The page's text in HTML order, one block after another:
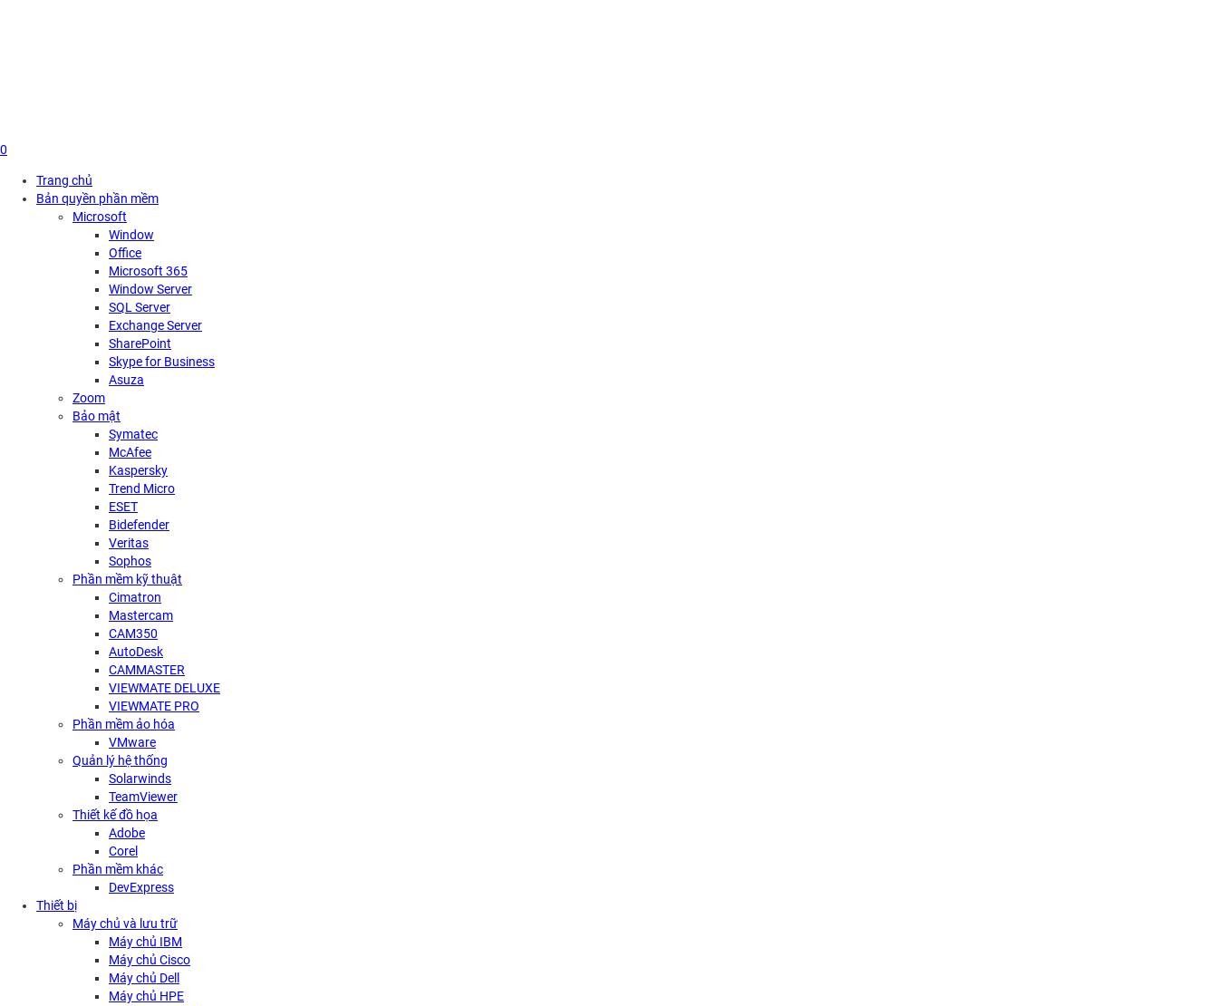
0
Trang chủ
Bản quyền phần mềm
Microsoft
Window
Office
Microsoft 365
Window Server
SQL Server
Exchange Server
SharePoint
Skype for Business
Asuza
Zoom
Bảo mật
Symatec
McAfee
Kaspersky
Trend Micro
ESET
Bidefender
Veritas
Sophos
Phần mềm kỹ thuật
Cimatron
Mastercam
CAM350
AutoDesk
CAMMASTER
VIEWMATE DELUXE
VIEWMATE PRO
Phần mềm ảo hóa
VMware
Quản lý hệ thống
Solarwinds
TeamViewer
Thiết kế đồ họa
Adobe
Corel
Phần mềm khác
DevExpress
Thiết bị
Máy chủ và lưu trữ
Máy chủ IBM
Máy chủ Cisco
Máy chủ Dell
Máy chủ HPE